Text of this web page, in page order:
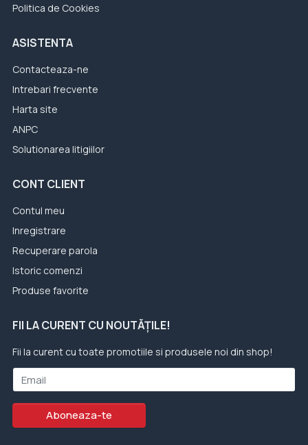
Politica de Cookies
ASISTENTA
Contacteaza-ne
Intrebari frecvente
Harta site
ANPC
Solutionarea litigiilor
CONT CLIENT
Contul meu
Inregistrare
Recuperare parola
Istoric comenzi
Produse favorite
FII LA CURENT CU NOUTĂȚILE!
Fii la curent cu toate promotiile si produsele noi din shop!
Email
Aboneaza-te